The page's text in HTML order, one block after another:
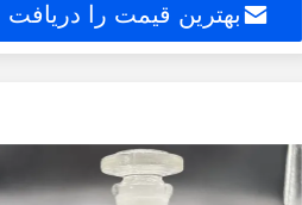
بهترین قیمت را دریافت